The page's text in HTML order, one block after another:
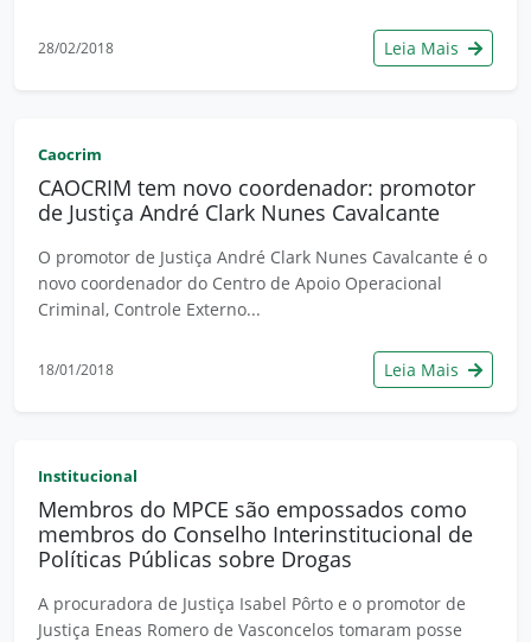
28/02/2018 Leia Mais
Caocrim
CAOCRIM tem novo coordenador: promotor
de Justiça André Clark Nunes Cavalcante
O promotor de Justiça André Clark Nunes Cavalcante é o
novo coordenador do Centro de Apoio Operacional
Criminal, Controle Externo...
18/01/2018 Leia Mais
Institucional
Membros do MPCE são empossados como
membros do Conselho Interinstitucional de
Políticas Públicas sobre Drogas
A procuradora de Justiça Isabel Pôrto e o promotor de
Justiça Eneas Romero de Vasconcelos tomaram posse